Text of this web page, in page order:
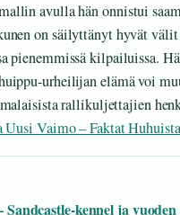
avulla hän onnistui
on säilyttänyt hyvät välit
pienemmissä kilpailuissa.
urheilijan elämä voi
rallikuljettajien
Uusi Vaimo – Faktat
kennel ja vuoden